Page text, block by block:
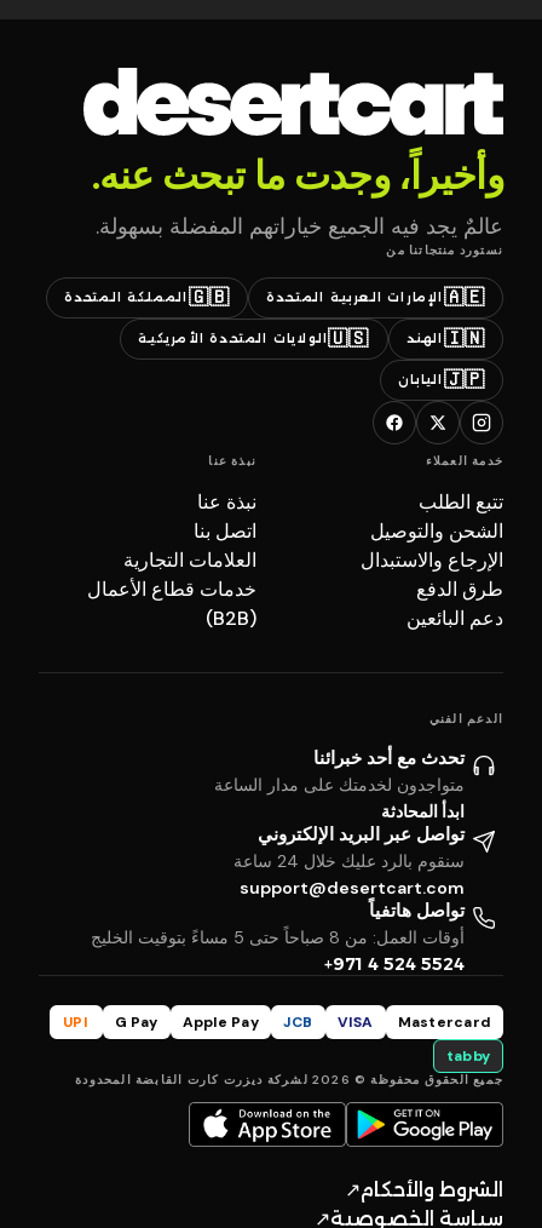
وأخيراً، وجدت ما تبحث عنه.
عالمٌ يجد فيه الجميع خياراتهم المفضلة بسهولة.
نستورد منتجاتنا من
🇦🇪 الإمارات العربية المتحدة 🇬🇧 المملكة المتحدة
🇮🇳 الهند 🇺🇸الولايات المتحدة الأمريكية
🇯🇵 اليابان
خدمة العملاء
تتبع الطلب
الشحن والتوصيل
الإرجاع والاستبدال
طرق الدفع
دعم البائعين
نبذة عنا
نبذة عنا
اتصل بنا
العلامات التجارية
خدمات قطاع الأعمال
(B2B)
الدعم الفني
تحدث مع أحد خبرائنا
متواجدون لخدمتك على مدار الساعة
ابدأ المحادثة
تواصل عبر البريد الإلكتروني
سنقوم بالرد عليك خلال 24 ساعة
support@desertcart.com
تواصل هاتفياً
أوقات العمل: من 8 صباحاً حتى 5 مساءً بتوقيت الخليج
+971 4 524 5524
Mastercard
VISA
JCB
Apple Pay
G Pay
UPI
tabby
جميع الحقوق محفوظة © 2026 لشركة ديزرت كارت القابضة المحدودة
الشروط والأحكام↗
سياسة الخصوصية↗